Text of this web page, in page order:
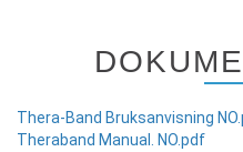
Thera-Band Bruksanvisning
Theraband Manual. NO.pdf